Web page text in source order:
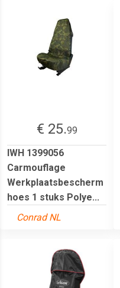
€ 25.99
IWH 1399056
Carmouflage
Werkplaatsbescherm
hoes 1 stuks Polye...
Conrad NL